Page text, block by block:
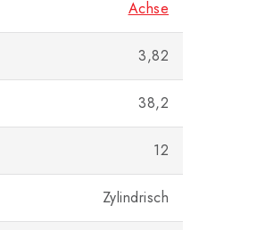
Achse
3,82
38,2
12
Zylindrisch